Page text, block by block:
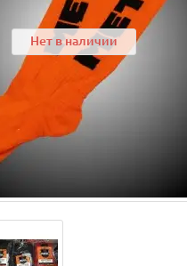
Нет в наличии